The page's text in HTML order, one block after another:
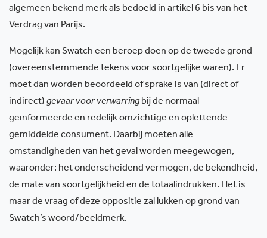
algemeen bekend merk als bedoeld in artikel 6 bis van het
Verdrag van Parijs.
Mogelijk kan Swatch een beroep doen op de tweede grond
(overeenstemmende tekens voor soortgelijke waren). Er
moet dan worden beoordeeld of sprake is van (direct of
indirect) gevaar voor verwarring bij de normaal
geïnformeerde en redelijk omzichtige en oplettende
gemiddelde consument. Daarbij moeten alle
omstandigheden van het geval worden meegewogen,
waaronder: het onderscheidend vermogen, de bekendheid,
de mate van soortgelijkheid en de totaalindrukken. Het is
maar de vraag of deze oppositie zal lukken op grond van
Swatch’s woord/beeldmerk.